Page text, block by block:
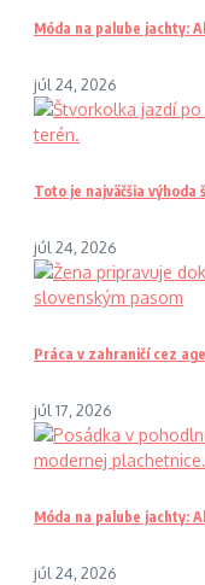
Móda na palube jachty:
júl 24, 2026
Toto je najväčšia
júl 24, 2026
Práca v zahraničí cez
júl 17, 2026
Móda na palube jachty:
júl 24, 2026